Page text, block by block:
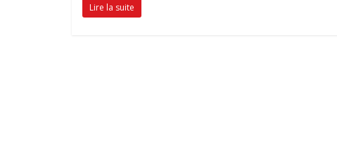
Lire la suite